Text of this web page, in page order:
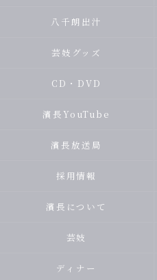
八千朗出汁
芸妓グッズ
CD・DVD
濱長YouTube
濱長放送局
採用情報
濱長について
芸妓
ディナー